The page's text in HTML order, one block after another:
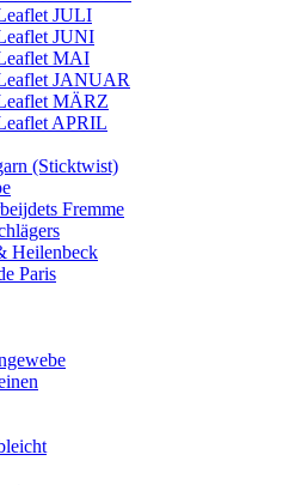
JULI
JUNI
MAI
JANUAR
MÄRZ
APRIL
(Sticktwist)
Fremme
Heilenbeck
Paris